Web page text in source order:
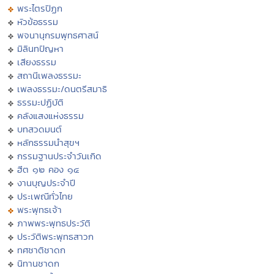
พระไตรปิฏก
หัวข้อธรรม
พจนานุกรมพุทธศาสน์
มิลินทปัญหา
เสียงธรรม
สถานีเพลงธรรมะ
เพลงธรรมะ/ดนตรีสมาธิ
ธรรมะปฏิบัติ
คลังแสงแห่งธรรม
บทสวดมนต์
หลักธรรมนำสุขฯ
กรรมฐานประจำวันเกิด
ฮีต ๑๒ คอง ๑๔
งานบุญประจำปี
ประเพณีทั่วไทย
พระพุทธเจ้า
ภาพพระพุทธประวัติ
ประวัติพระพุทธสาวก
ทศชาติชาดก
นิทานชาดก